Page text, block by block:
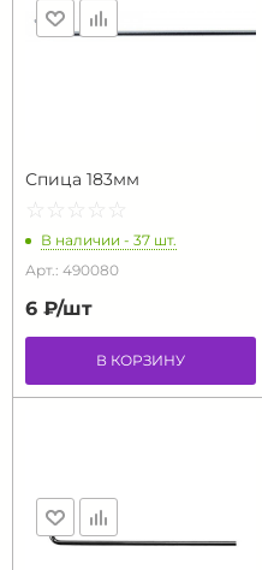
Спица 183мм
☆ ☆ ☆ ☆ ☆
★ ★ ★ ★ ★
В наличии - 37 шт.
Арт.: 490080
6 ₽/шт
В КОРЗИНУ